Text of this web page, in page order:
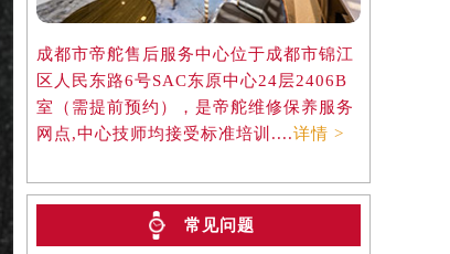
成都市帝舵售后服务中心位于成都市锦江
区人民东路6号SAC东原中心24层2406B
室（需提前预约），是帝舵维修保养服务
网点,中心技师均接受标准培训....详情 >
常见问题